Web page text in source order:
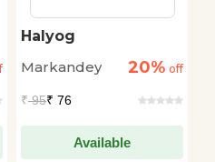
Halyog
Markandey
20% off
₹95₹ 76
Available